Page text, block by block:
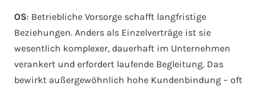
OS: Betriebliche Vorsorge schafft langfristige
Beziehungen. Anders als Einzelverträge ist sie
wesentlich komplexer, dauerhaft im Unternehmen
verankert und erfordert laufende Begleitung. Das
bewirkt außergewöhnlich hohe Kundenbindung – oft